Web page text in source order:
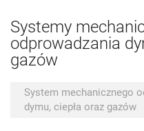
Systemy
odprowadzania
gazów
System mechanicznego
dymu, ciepła oraz gazów